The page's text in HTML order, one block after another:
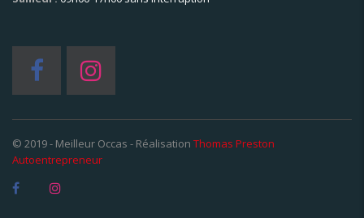
© 2019 - Meilleur Occas - Réalisation Thomas Preston
Autoentrepreneur